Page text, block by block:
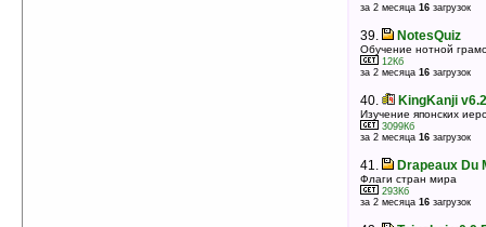
за 2 месяца 16 загрузок
39. NotesQuiz
Обучение нотной
12Кб
за 2 месяца 16 загрузок
40. KingKanji
Изучение японских
3099Кб
за 2 месяца 16 загрузок
41. Drapeaux Du
Флаги стран мира
293Кб
за 2 месяца 16 загрузок